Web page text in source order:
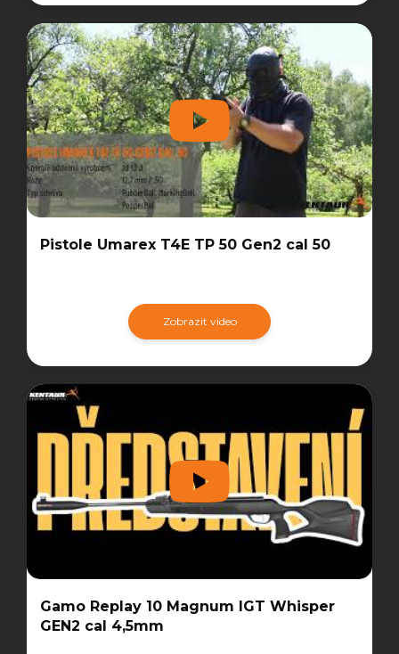
Pistole Umarex T4E TP 50 Gen2 cal 50
Zobrazit video
Gamo Replay 10 Magnum IGT Whisper
GEN2 cal 4,5mm